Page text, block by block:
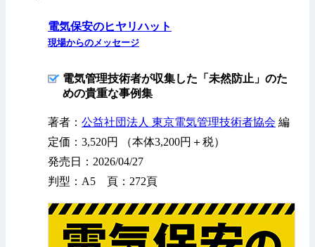
電気保安のヒヤリハット
現場からのメッセージ
電気管理技術者が収集した「未然防止」のた
めの貴重な事例集
著者： 公益社団法人 東京電気管理技術者協会 編
定価：3,520円 （本体3,200円＋税）
発売日：2026/04/27
判型：A5 頁：272頁